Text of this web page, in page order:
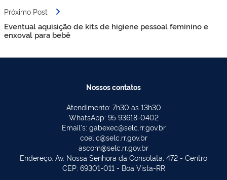
Próximo Post
Eventual aquisição de kits de higiene pessoal feminino e
enxoval para bebê
Nossos contatos
Atendimento: 7h30 às 13h30
WhatsApp: 95 93618-0402
Email's: gabexec@selc.rr.gov.br
coelic@selc.rr.gov.br
ascom@selc.rr.gov.br
Endereço: Av. Nossa Senhora da Consolata, 472 - Centro
CEP: 69301-011 - Boa Vista-RR